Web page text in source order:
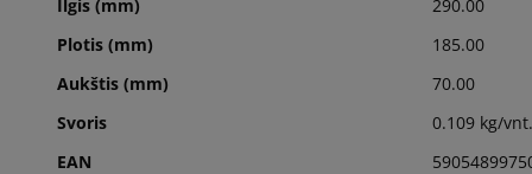
Ilgis (mm)
290.00
Plotis (mm)
185.00
Aukštis (mm)
70.00
Svoris
0.109 kg/vnt.
EAN